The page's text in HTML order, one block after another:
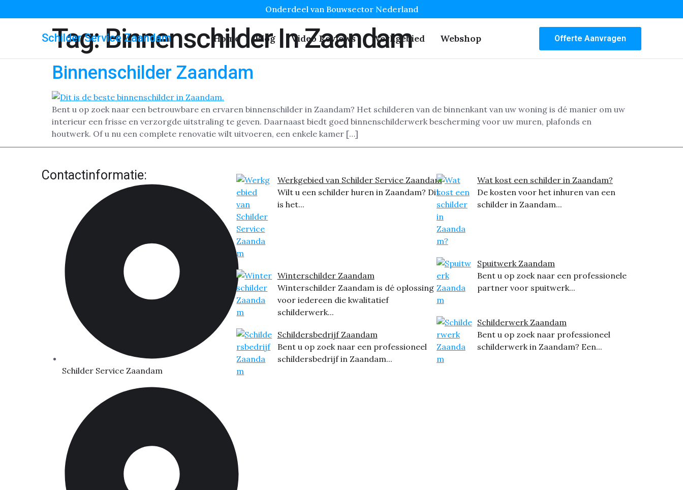
Onderdeel van Bouwsector Nederland
Schilder Service Zaandam Home Blog Video Reviews Werkgebied Webshop Offerte Aanvragen
Tag:Binnenschilder In Zaandam
Binnenschilder Zaandam
Bent u op zoek naar een betrouwbare en ervaren binnenschilder in Zaandam? Het schilderen van de binnenkant van uw woning is dé manier om uw
interieur een frisse en verzorgde uitstraling te geven. Daarnaast biedt goed binnenschilderwerk bescherming voor uw muren, plafonds en
houtwerk. Of u nu een complete renovatie wilt uitvoeren, een enkele kamer […]
Contactinformatie:
Schilder Service Zaandam
Werkgebied van Schilder Service Zaandam
Wilt u een schilder huren in Zaandam? Dit
is het...
Winterschilder Zaandam
Winterschilder Zaandam is dé oplossing
voor iedereen die kwalitatief
schilderwerk...
Schildersbedrijf Zaandam
Bent u op zoek naar een professioneel
schildersbedrijf in Zaandam...
Wat kost een schilder in Zaandam?
De kosten voor het inhuren van een
schilder in Zaandam...
Spuitwerk Zaandam
Bent u op zoek naar een professionele
partner voor spuitwerk...
Schilderwerk Zaandam
Bent u op zoek naar professioneel
schilderwerk in Zaandam? Een...